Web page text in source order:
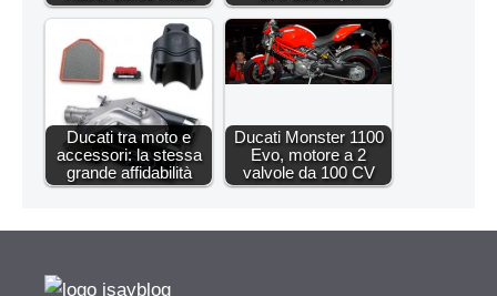
Ducati tra moto e
accessori: la stessa
grande affidabilità
Ducati Monster 1100
Evo, motore a 2
valvole da 100 CV